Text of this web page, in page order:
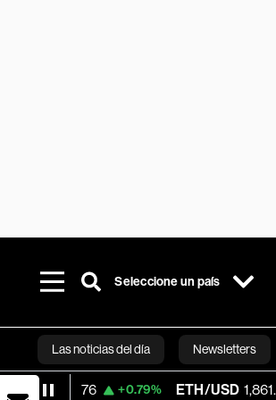
Seleccione un país
Las noticias del día Newsletters
+0.79% ETH/USD 1,861.683